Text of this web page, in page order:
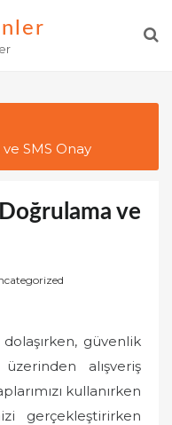
SMS Onay
ve
güvenlik
alışveriş
kullanırken
gerçekleştirirken